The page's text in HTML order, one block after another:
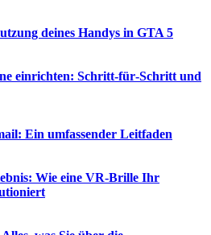
deines Handys in GTA 5
einrichten: Schritt‑für‑Schritt und
Ein umfassender Leitfaden
Wie eine VR-Brille Ihr